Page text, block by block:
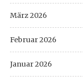
März 2026
Februar 2026
Januar 2026